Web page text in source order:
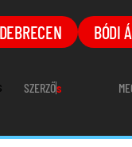
DEBRECEN BÓDI
SZERZŐs